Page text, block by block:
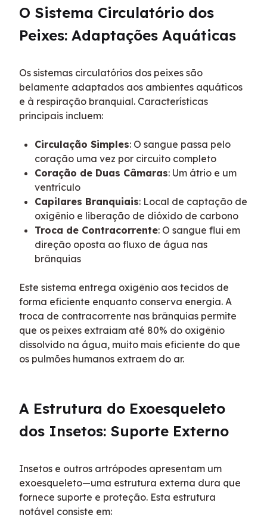
O Sistema Circulatório dos
Peixes: Adaptações Aquáticas
Os sistemas circulatórios dos peixes são
belamente adaptados aos ambientes aquáticos
e à respiração branquial. Características
principais incluem:
Circulação Simples: O sangue passa pelo
coração uma vez por circuito completo
Coração de Duas Câmaras: Um átrio e um
ventrículo
Capilares Branquiais: Local de captação de
oxigênio e liberação de dióxido de carbono
Troca de Contracorrente: O sangue flui em
direção oposta ao fluxo de água nas
brânquias
Este sistema entrega oxigênio aos tecidos de
forma eficiente enquanto conserva energia. A
troca de contracorrente nas brânquias permite
que os peixes extraiam até 80% do oxigênio
dissolvido na água, muito mais eficiente do que
os pulmões humanos extraem do ar.
A Estrutura do Exoesqueleto
dos Insetos: Suporte Externo
Insetos e outros artrópodes apresentam um
exoesqueleto—uma estrutura externa dura que
fornece suporte e proteção. Esta estrutura
notável consiste em: